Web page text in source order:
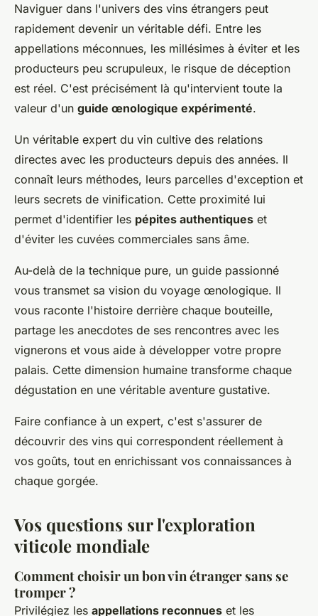
Naviguer dans l'univers des vins étrangers peut
rapidement devenir un véritable défi. Entre les
appellations méconnues, les millésimes à éviter et les
producteurs peu scrupuleux, le risque de déception
est réel. C'est précisément là qu'intervient toute la
valeur d'un guide œnologique expérimenté.
Un véritable expert du vin cultive des relations
directes avec les producteurs depuis des années. Il
connaît leurs méthodes, leurs parcelles d'exception et
leurs secrets de vinification. Cette proximité lui
permet d'identifier les pépites authentiques et
d'éviter les cuvées commerciales sans âme.
Au-delà de la technique pure, un guide passionné
vous transmet sa vision du voyage œnologique. Il
vous raconte l'histoire derrière chaque bouteille,
partage les anecdotes de ses rencontres avec les
vignerons et vous aide à développer votre propre
palais. Cette dimension humaine transforme chaque
dégustation en une véritable aventure gustative.
Faire confiance à un expert, c'est s'assurer de
découvrir des vins qui correspondent réellement à
vos goûts, tout en enrichissant vos connaissances à
chaque gorgée.
Vos questions sur l'exploration
viticole mondiale
Comment choisir un bon vin étranger sans se
tromper ?
Privilégiez les appellations reconnues et les